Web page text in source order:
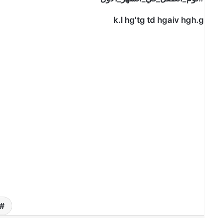
k.l hg'tg td hgaiv hgh.g